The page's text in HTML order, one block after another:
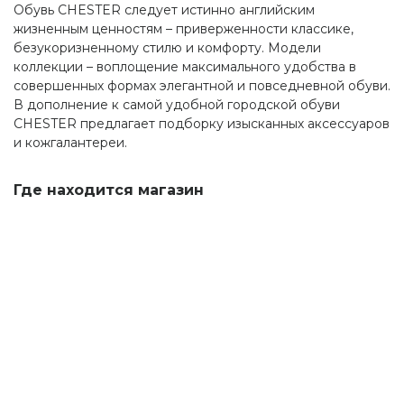
Обувь CHESTER следует истинно английским
жизненным ценностям – приверженности классике,
безукоризненному стилю и комфорту. Модели
коллекции – воплощение максимального удобства в
совершенных формах элегантной и повседневной обуви.
В дополнение к самой удобной городской обуви
CHESTER предлагает подборку изысканных аксессуаров
и кожгалантереи.
Где находится магазин